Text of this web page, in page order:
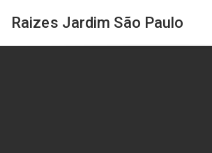
Raizes Jardim São Paulo